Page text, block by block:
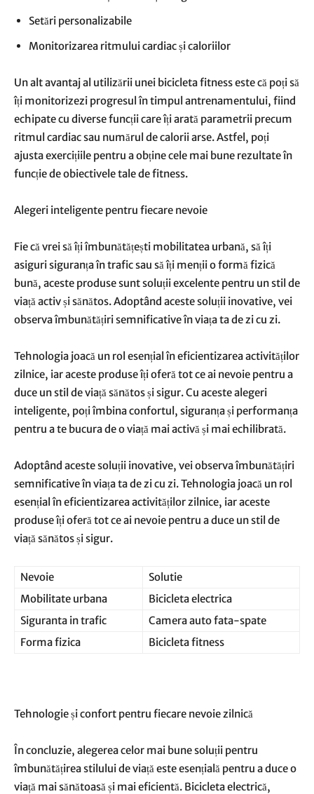
Setări personalizabile
Monitorizarea ritmului cardiac și caloriilor
Un alt avantaj al utilizării unei bicicleta fitness este că poți să
îți monitorizezi progresul în timpul antrenamentului, fiind
echipate cu diverse funcții care îți arată parametrii precum
ritmul cardiac sau numărul de calorii arse. Astfel, poți
ajusta exercițiile pentru a obține cele mai bune rezultate în
funcție de obiectivele tale de fitness.
Alegeri inteligente pentru fiecare nevoie
Fie că vrei să îți îmbunătățești mobilitatea urbană, să îți
asiguri siguranța în trafic sau să îți menții o formă fizică
bună, aceste produse sunt soluții excelente pentru un stil de
viață activ și sănătos. Adoptând aceste soluții inovative, vei
observa îmbunătățiri semnificative în viața ta de zi cu zi.
Tehnologia joacă un rol esențial în eficientizarea activităților
zilnice, iar aceste produse îți oferă tot ce ai nevoie pentru a
duce un stil de viață sănătos și sigur. Cu aceste alegeri
inteligente, poți îmbina confortul, siguranța și performanța
pentru a te bucura de o viață mai activă și mai echilibrată.
Adoptând aceste soluții inovative, vei observa îmbunătățiri
semnificative în viața ta de zi cu zi. Tehnologia joacă un rol
esențial în eficientizarea activităților zilnice, iar aceste
produse îți oferă tot ce ai nevoie pentru a duce un stil de
viață sănătos și sigur.
Nevoie
Solutie
Mobilitate urbana
Bicicleta electrica
Siguranta in trafic
Camera auto fata-spate
Forma fizica
Bicicleta fitness
Tehnologie și confort pentru fiecare nevoie zilnică
În concluzie, alegerea celor mai bune soluții pentru
îmbunătățirea stilului de viață este esențială pentru a duce o
viață mai sănătoasă și mai eficientă. Bicicleta electrică,